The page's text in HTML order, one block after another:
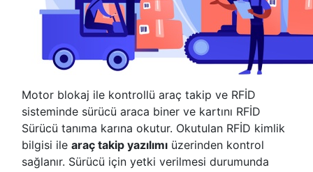
Motor blokaj ile kontrollü araç takip ve RFİD
sisteminde sürücü araca biner ve kartını RFİD
Sürücü tanıma karına okutur. Okutulan RFİD kimlik
bilgisi ile araç takip yazılımı üzerinden kontrol
sağlanır. Sürücü için yetki verilmesi durumunda